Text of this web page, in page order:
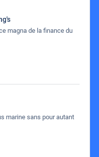
magna de la finance du
marine sans pour autant